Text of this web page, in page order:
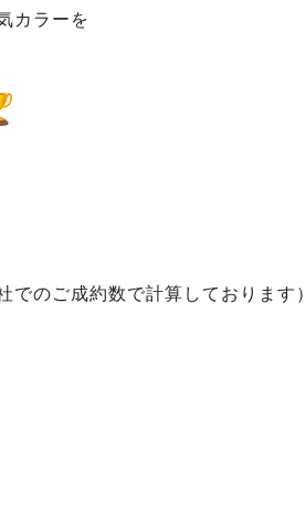
カラーを
でのご成約数で計算しております）